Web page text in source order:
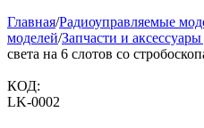
Главная/Радиоуправляемые
моделей/Запчасти и
света на 6 слотов со
КОД:
LK-0002